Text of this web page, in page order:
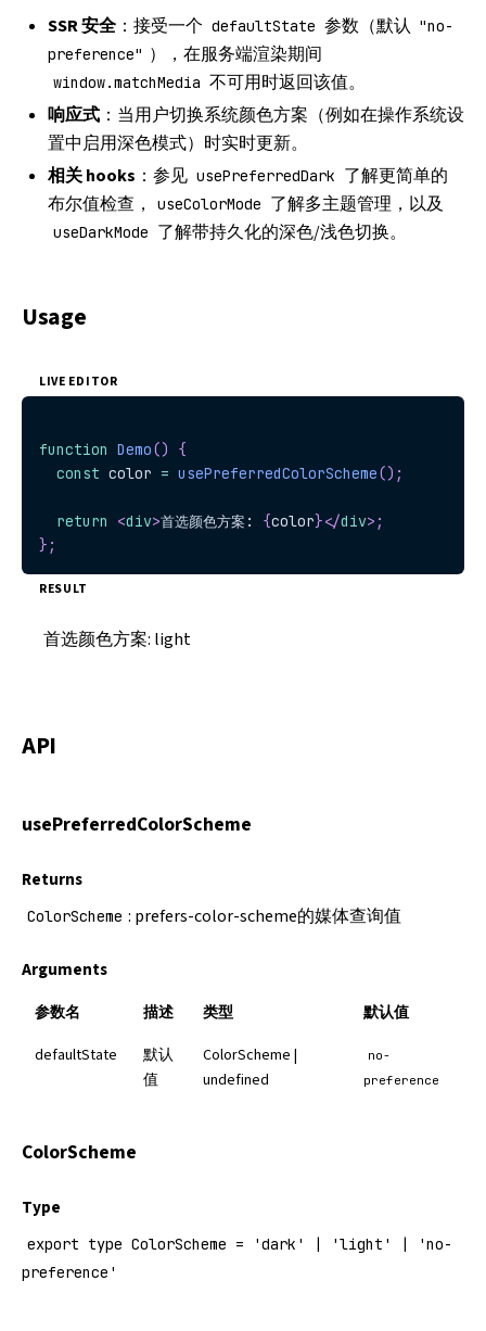
SSR 安全 ：接受一个 defaultState 参数（默认 "no-
preference" ），在服务端渲染期间
window.matchMedia 不可用时返回该值。
响应式 ：当用户切换系统颜色方案（例如在操作系统设
置中启用深色模式）时实时更新。
相关 hooks ：参见 usePreferredDark 了解更简单的
布尔值检查，
useColorMode 了解多主题管理，以及
useDarkMode 了解带持久化的深色/浅色切换。
Usage
LIVE EDITOR
function Demo()
{
const color = usePreferredColorScheme() ;
return <div>首选颜色方案: {color}</div> ;
} ;
RESULT
首选颜色方案: light
API
usePreferredColorScheme
Returns
ColorScheme : prefers-color-scheme的媒体查询值
Arguments
参数名 描述 类型
默认值
defaultState
默认
值
ColorScheme |
undefined
no-
preference
ColorScheme
Type
export type ColorScheme = 'dark' | 'light' | 'no-
preference'